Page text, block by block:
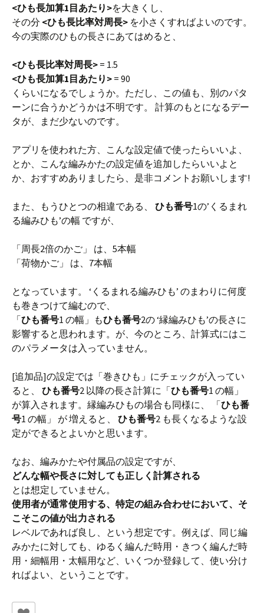
<ひも長加算1目あたり>を大きくし、
その分 <ひも長比率対周長> を小さくすればよいのです。
今の実際のひもの長さにあてはめると、
<ひも長比率対周長> = 1.5
<ひも長加算1目あたり> = 90
くらいになるでしょうか。ただし、この値も、別のパタ
ーンに合うかどうかは不明です。 計算のもとになるデー
タが、まだ少ないのです。
アプリを使われた方、こんな設定値で使ったらいいよ、
とか、こんな編みかたの設定値を追加したらいいよと
か、おすすめありましたら、是非コメントお願いします!
また、もうひとつの相違である、 ひも番号1の’くるまれ
る編みひも’の幅 ですが、
「周長2倍のかご」 は、5本幅
「荷物かご」 は、7本幅
となっています。 ‘くるまれる編みひも’ のまわりに何度
も巻きつけて編むので、
「ひも番号1 の幅」もひも番号2の ‘縁編みひも’の長さに
影響すると思われます。が、今のところ、計算式にはこ
のパラメータは入っていません。
[追加品]の設定では「巻きひも」にチェックが入ってい
ると、 ひも番号2 以降の長さ計算に「ひも番号1 の幅」
が算入されます。縁編みひもの場合も同様に、 「ひも番
号1 の幅」 が 増えると、 ひも番号2 も長くなるような設
定ができるとよいかと思います。
なお、編みかたや付属品の設定ですが、
どんな幅や長さに対しても正しく計算される
とは想定していません。
使用者が通常使用する、特定の組み合わせにおいて、そ
こそこの値が出力される
レベルであれば良し、という想定です。例えば、同じ編
みかたに対しても、ゆるく編んだ時用・きつく編んだ時
用・細幅用・太幅用など、いくつか登録して、使い分け
ればよい、ということです。